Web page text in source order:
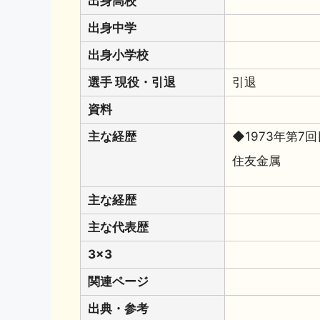
出身中学
出身小学校
選手 現役・引退
引退
資料
主な経歴
◆1973年第7回
住友金属
主な経歴
主な代表歴
3x3
関連ページ
出典・参考